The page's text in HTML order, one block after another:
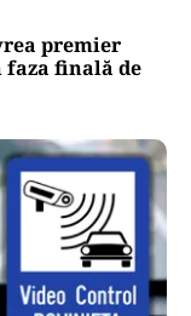
premier
faza finală de